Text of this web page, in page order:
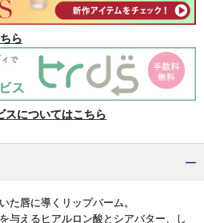
ら
スについてはこちら
た唇に導くリップバーム。
与えるヒアルロン酸とシアバター、し